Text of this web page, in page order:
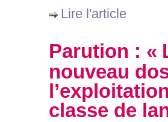
Lire l'article
Parution : «
nouveau
classe de